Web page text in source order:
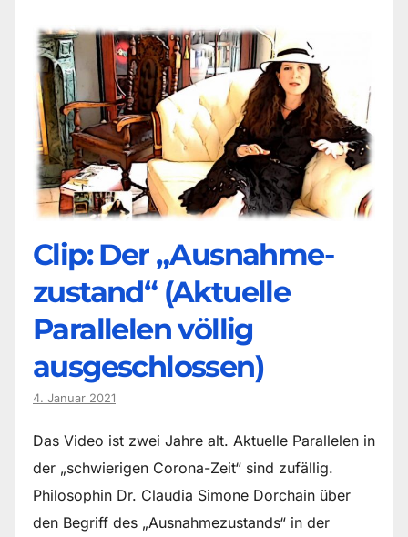
Clip: Der „Ausnahme-
zustand“ (Aktuelle
Parallelen völlig
ausgeschlossen)
4. Januar 2021
Das Video ist zwei Jahre alt. Aktuelle Parallelen in
der „schwierigen Corona-Zeit“ sind zufällig.
Philosophin Dr. Claudia Simone Dorchain über
den Begriff des „Ausnahmezustands“ in der